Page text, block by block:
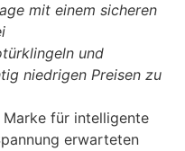
mit einem sicheren
und
niedrigen Preisen zu
für intelligente
erwarteten